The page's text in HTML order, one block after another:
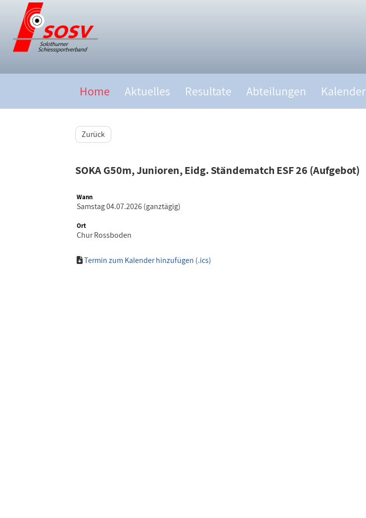
Home Aktuelles Resultate Abteilungen Kalender
Zurück
SOKA G50m, Junioren, Eidg. Ständematch ESF 26 (Aufgebot)
Wann
Samstag 04.07.2026 (ganztägig)
Ort
Chur Rossboden
Termin zum Kalender hinzufügen (.ics)